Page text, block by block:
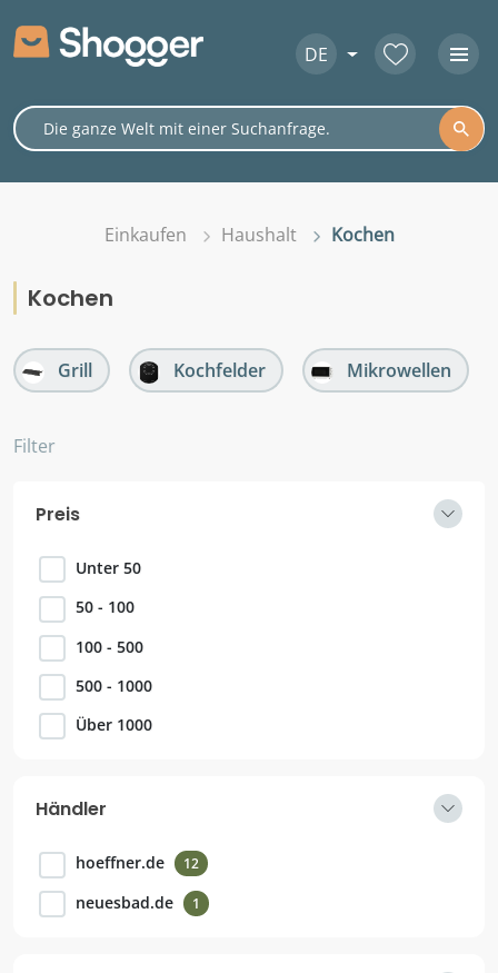
DE
Einkaufen Haushalt Kochen
Kochen
Grill Kochfelder Mikrowellen
Filter
Preis
Unter 50
50 - 100
100 - 500
500 - 1000
Über 1000
Händler
hoeffner.de 12
neuesbad.de 1